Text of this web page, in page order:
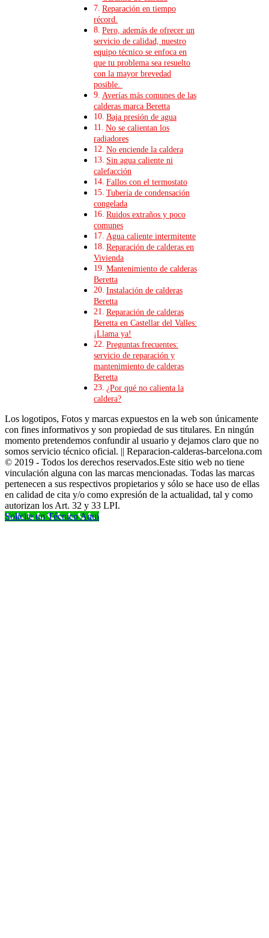
Reparación en tiempo
récord.
Pero, además de ofrecer un
servicio de calidad, nuestro
equipo técnico se enfoca en
que tu problema sea resuelto
con la mayor brevedad
posible.
Averías más comunes de las
calderas marca Beretta
Baja presión de agua
No se calientan los
radiadores
No enciende la caldera
Sin agua caliente ni
calefacción
Fallos con el termostato
Tubería de condensación
congelada
Ruidos extraños y poco
comunes
Agua caliente intermitente
Reparación de calderas en
Vivienda
Mantenimiento de calderas
Beretta
Instalación de calderas
Beretta
Reparación de calderas
Beretta en Castellar del Valles:
¡Llama ya!
Preguntas frecuentes:
servicio de reparación y
mantenimiento de calderas
Beretta
¿Por qué no calienta la
caldera?
Los logotipos, Fotos y marcas expuestos en la web son únicamente
con fines informativos y son propiedad de sus titulares. En ningún
momento pretendemos confundir al usuario y dejamos claro que no
somos servicio técnico oficial. || Reparacion-calderas-barcelona.com
© 2019 - Todos los derechos reservados.Este sitio web no tiene
vinculación alguna con las marcas mencionadas. Todas las marcas
pertenecen a sus respectivos propietarios y sólo se hace uso de ellas
en calidad de cita y/o como expresión de la actualidad, tal y como
autorizan los Art. 32 y 33 LPI.
Solicite un Técnico Aqui